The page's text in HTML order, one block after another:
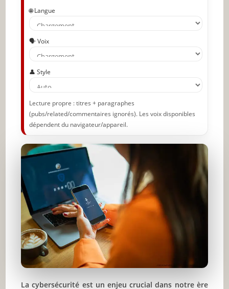
🌐 Langue
🗣️ Voix
👤 Style
Lecture propre : titres + paragraphes
(pubs/related/commentaires ignorés). Les voix disponibles
dépendent du navigateur/appareil.
La cybersécurité est un enjeu crucial dans notre ère